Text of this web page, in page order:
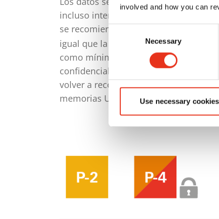
involved and how you can
Consent
Necessary
Use necessary
incluso internas, tengan acceso a
se recomienda disponer de una
igual que la dirección, deberían
como mínimo con el nivel de
confidenciales y también personales.
volver a reconstruirlo. Según el
memorias USB.